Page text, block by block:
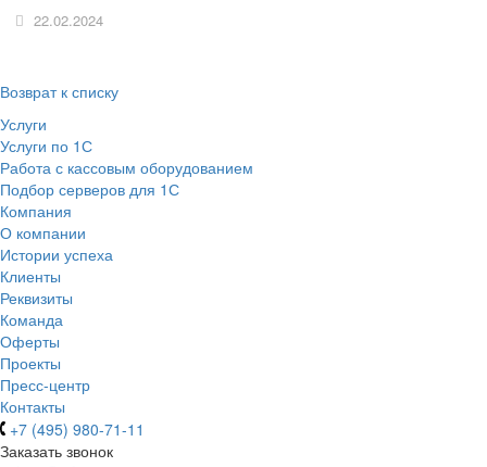
22.02.2024
Возврат к списку
Услуги
Услуги по 1С
Работа с кассовым оборудованием
Подбор серверов для 1С
Компания
О компании
Истории успеха
Клиенты
Реквизиты
Команда
Оферты
Проекты
Пресс-центр
Контакты
+7 (495) 980-71-11
Заказать звонок